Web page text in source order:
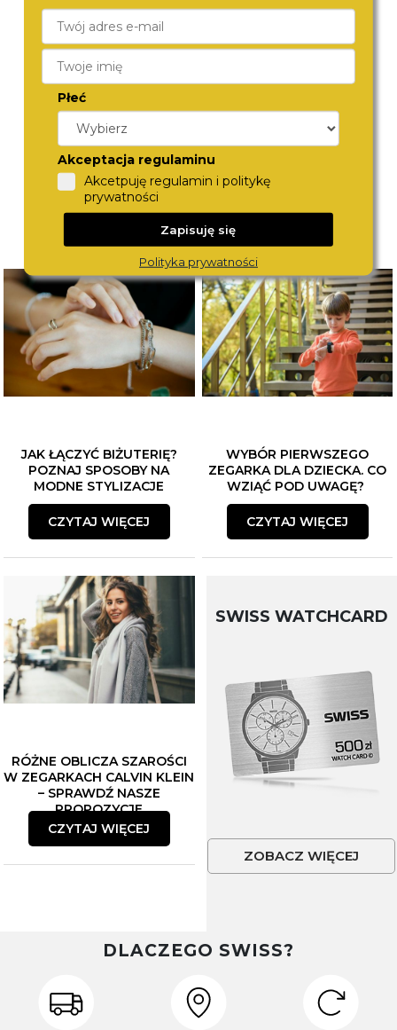
LEE COOPER
LC07941.450
350,-
LC07923.430
JAK ŁĄCZYĆ BIŻUTERIĘ?
POZNAJ SPOSOBY NA
MODNE STYLIZACJE
CZYTAJ WIĘCEJ
WYBÓR PIERWSZEGO
ZEGARKA DLA DZIECKA. CO
WZIĄĆ POD UWAGĘ?
CZYTAJ WIĘCEJ
RÓŻNE OBLICZA SZAROŚCI
W ZEGARKACH CALVIN KLEIN
– SPRAWDŹ NASZE
PROPOZYCJE
CZYTAJ WIĘCEJ
SWISS WATCHCARD
ZOBACZ WIĘCEJ
DLACZEGO SWISS?
Płeć
Akceptacja regulaminu
Akcetpuję regulamin i politykę
prywatności
Zapisuję się
Polityka prywatności